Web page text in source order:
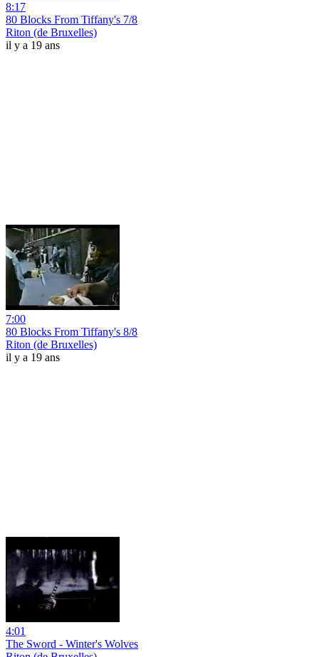
8:17
80 Blocks From Tiffany's 7/8
Riton (de Bruxelles)
il y a 19 ans
7:00
80 Blocks From Tiffany's 8/8
Riton (de Bruxelles)
il y a 19 ans
4:01
The Sword - Winter's Wolves